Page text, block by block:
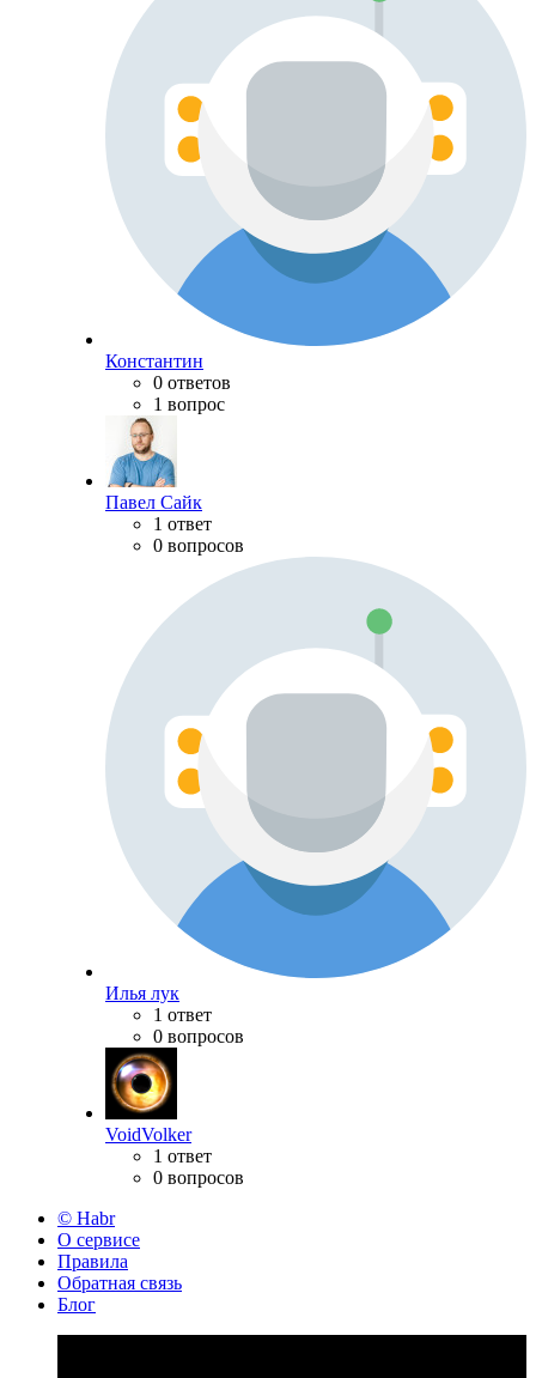
Константин
0 ответов
1 вопрос
Павел Сайк
1 ответ
0 вопросов
Илья лук
1 ответ
0 вопросов
VoidVolker
1 ответ
0 вопросов
© Habr
О сервисе
Правила
Обратная связь
Блог